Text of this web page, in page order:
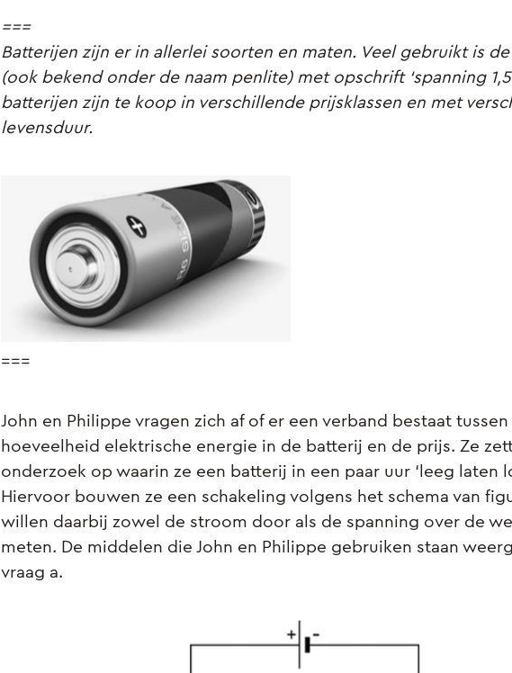
===
Batterijen zijn er in allerlei soorten en maten. Veel gebruikt is
(ook bekend onder de naam penlite) met opschrift ‘spanning 1,5
batterijen zijn te koop in verschillende prijsklassen en met
levensduur.
===
John en Philippe vragen zich af of er een verband bestaat
hoeveelheid elektrische energie in de batterij en de prijs. Ze
onderzoek op waarin ze een batterij in een paar uur ‘leeg laten
Hiervoor bouwen ze een schakeling volgens het schema van
willen daarbij zowel de stroom door als de spanning over de
meten. De middelen die John en Philippe gebruiken staan
vraag a.